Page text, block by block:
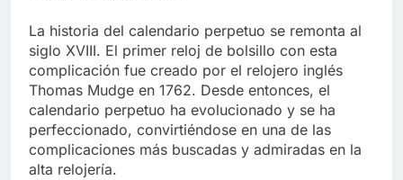
La historia del calendario perpetuo se remonta al
siglo XVIII. El primer reloj de bolsillo con esta
complicación fue creado por el relojero inglés
Thomas Mudge en 1762. Desde entonces, el
calendario perpetuo ha evolucionado y se ha
perfeccionado, convirtiéndose en una de las
complicaciones más buscadas y admiradas en la
alta relojería.